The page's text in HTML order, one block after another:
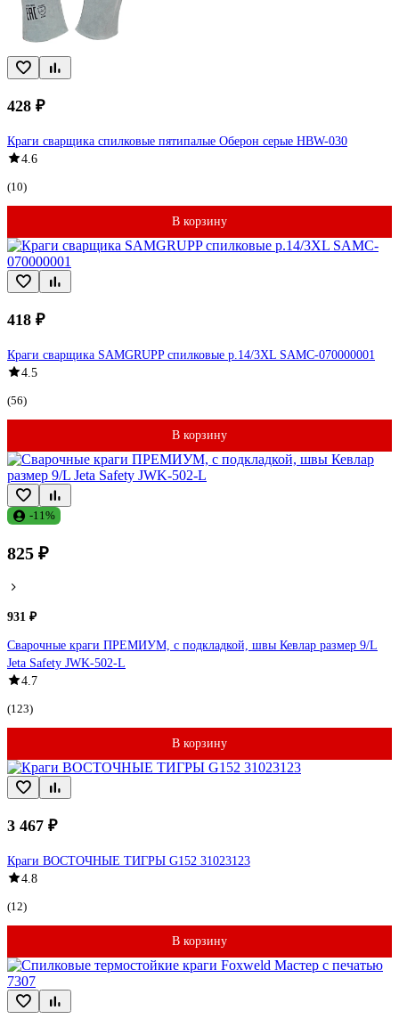
428 ₽
Краги сварщика спилковые пятипалые Оберон серые HBW-030
4.6
(10)
В корзину
418 ₽
Краги сварщика SAMGRUPP спилковые р.14/3XL SAMC-070000001
4.5
(56)
В корзину
-11%
825 ₽
931 ₽
Сварочные краги ПРЕМИУМ, с подкладкой, швы Кевлар размер 9/L
Jeta Safety JWK-502-L
4.7
(123)
В корзину
3 467 ₽
Краги ВОСТОЧНЫЕ ТИГРЫ G152 31023123
4.8
(12)
В корзину